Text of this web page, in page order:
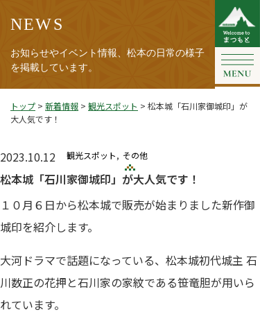
NEWS
お知らせやイベント情報、松本の日常の様子
を掲載しています。
トップ > 新着情報 > 観光スポット > 松本城「石川家御城印」が
大人気です！
2023.10.12 観光スポット その他
松本城「石川家御城印」が大人気です！
１０月６日から松本城で販売が始まりました新作御
城印を紹介します。
大河ドラマで話題になっている、松本城初代城主 石
川数正の花押と石川家の家紋である笹竜胆が用いら
れています。